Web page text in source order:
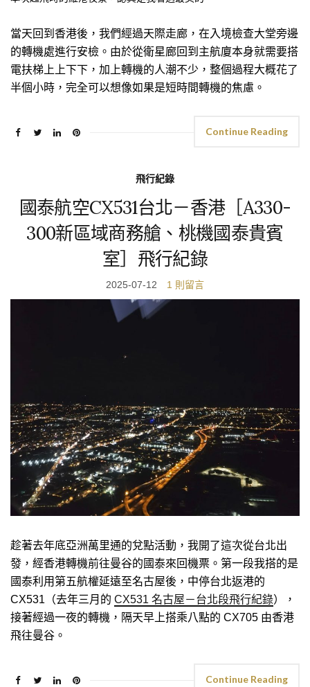
當天回到香港後，我們經過天際走廊，在入境檢查大堂旁邊
的轉機處進行安檢。由於從衛星廊回到主航廈本身就需要搭
電扶梯上上下下，加上轉機的人潮不少，整個過程大概花了
半個小時，完全可以想像如果是短時間轉機的焦慮。
Continue Reading
飛行紀錄
國泰航空CX531台北－香港［A330-
300新區域商務艙、桃機國泰貴賓
室］飛行紀錄
2025-07-12 1 則留言
趁著去年底亞洲萬里通的兌點活動，我開了這次從台北出
發，經香港轉機前往曼谷的國泰來回機票。第一段我搭的是
國泰利用第五航權延遠至名古屋後，中停台北返港的
CX531（去年三月的 CX531 名古屋－台北段飛行紀錄），
接著經過一夜的轉機，隔天早上搭乘八點的 CX705 由香港
飛往曼谷。
Continue Reading